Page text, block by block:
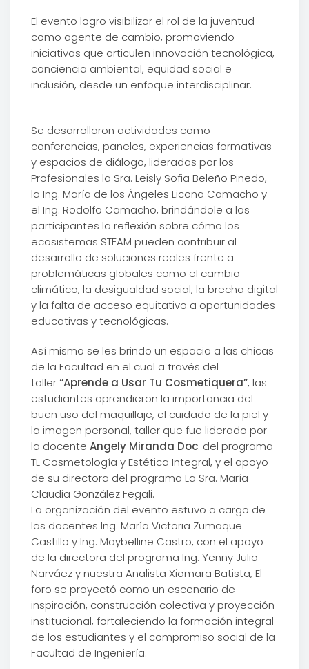
El evento logro visibilizar el rol de la juventud
como agente de cambio, promoviendo
iniciativas que articulen innovación tecnológica,
conciencia ambiental, equidad social e
inclusión, desde un enfoque interdisciplinar.
Se desarrollaron actividades como
conferencias, paneles, experiencias formativas
y espacios de diálogo, lideradas por los
Profesionales la Sra. Leisly Sofia Beleño Pinedo,
la Ing. María de los Ángeles Licona Camacho y
el Ing. Rodolfo Camacho, brindándole a los
participantes la reflexión sobre cómo los
ecosistemas STEAM pueden contribuir al
desarrollo de soluciones reales frente a
problemáticas globales como el cambio
climático, la desigualdad social, la brecha digital
y la falta de acceso equitativo a oportunidades
educativas y tecnológicas.
Así mismo se les brindo un espacio a las chicas
de la Facultad en el cual a través del
taller“Aprende a Usar Tu Cosmetiquera”, las
estudiantes aprendieron la importancia del
buen uso del maquillaje, el cuidado de la piel y
la imagen personal, taller que fue liderado por
la docente Angely Miranda Doc. del programa
TL Cosmetología y Estética Integral, y el apoyo
de su directora del programa La Sra. María
Claudia González Fegali.
La organización del evento estuvo a cargo de
las docentes Ing. María Victoria Zumaque
Castillo y Ing. Maybelline Castro, con el apoyo
de la directora del programa Ing. Yenny Julio
Narváez y nuestra Analista Xiomara Batista, El
foro se proyectó como un escenario de
inspiración, construcción colectiva y proyección
institucional, fortaleciendo la formación integral
de los estudiantes y el compromiso social de la
Facultad de Ingeniería.